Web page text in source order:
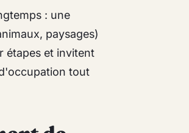
: une
paysages)
étapes et invitent
tout